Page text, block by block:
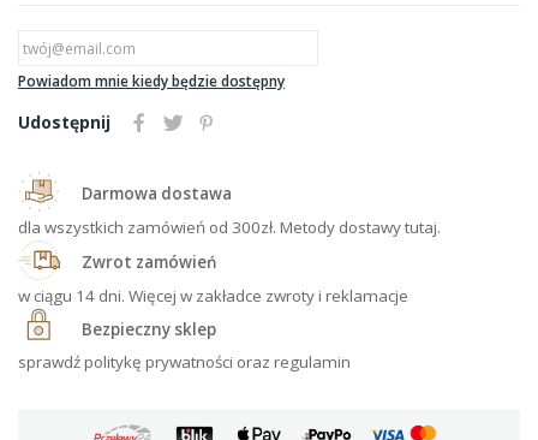
Powiadom mnie kiedy będzie dostępny
Udostępnij
Darmowa dostawa
dla wszystkich zamówień od 300zł. Metody dostawy tutaj.
Zwrot zamówień
w ciągu 14 dni. Więcej w zakładce zwroty i reklamacje
Bezpieczny sklep
sprawdź politykę prywatności oraz regulamin